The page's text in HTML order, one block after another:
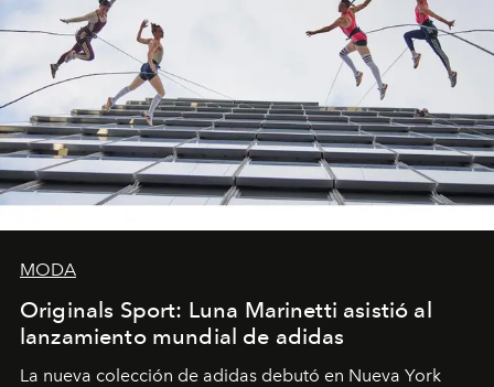
MODA
Originals Sport: Luna Marinetti asistió al
lanzamiento mundial de adidas
La nueva colección de adidas debutó en Nueva York